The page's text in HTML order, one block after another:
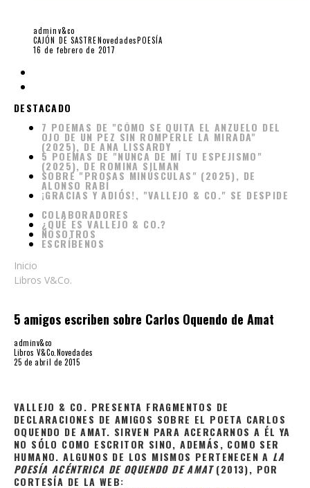
adminv&co
CAJÓN DE SASTRENovedadesPOESÍA
16 de febrero de 2017
DESTACADOOJO DE UN PEZ SIN ROMPERLE LA MIRADA"
(2025), DE ANA LISSARDY
5 POEMAS DE "NUNCA DE MÍ TU ESPEJISMO"
(2025), DE ROMINA SILMAN
SOBRE "PROSAS MINÚSCULAS" (2025), DE
ALONSO RABÍ
¡GRACIAS Y ADIÓS!, "VALLEJO & CO." SE DESPIDE
COLABORADORES
¿QUÉ ES VALLEJO & CO.?
ESCRÍBENOS
Inicio
adminv&co
Libros V&Co.Novedades
OQUENDO DE AMAT. SIRVEN PARA ACERCARNOS A ÉL YA
NO SÓLO COMO ESCRITOR SINO, ADEMÁS, COMO SER
HUMANO. ALGUNOS DE LOS MISMOS PERTENECEN A LA
POESÍA ACÉNTRICA DE OQUENDO DE AMAT(2013), POR
CORTESÍA DE LA WEB:
HTTP://WWW.SCRIBD.COM/DOC/191065566/LA-
POESIA-ACENTRICA-DE-OQUENDO-DE-AMAT#SCRIBD